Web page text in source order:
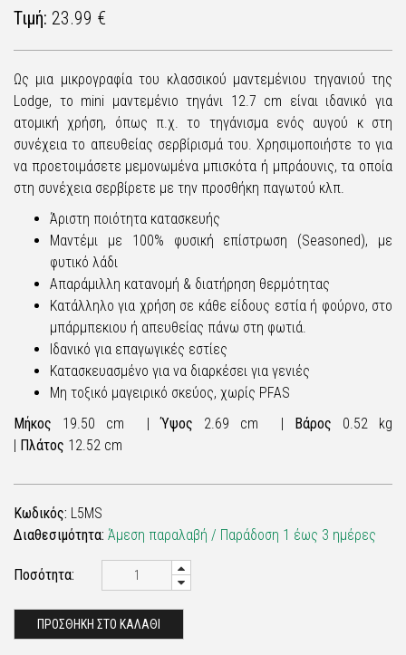
Τιμή: 23.99 €
Ως μια μικρογραφία του κλασσικού μαντεμένιου τηγανιού της
Lodge, το mini μαντεμένιο τηγάνι 12.7 cm είναι ιδανικό για
ατομική χρήση, όπως π.χ. το τηγάνισμα ενός αυγού κ στη
συνέχεια το απευθείας σερβίρισμά του. Χρησιμοποιήστε το για
να προετοιμάσετε μεμονωμένα μπισκότα ή μπράουνις, τα οποία
στη συνέχεια σερβίρετε με την προσθήκη παγωτού κλπ.
Άριστη ποιότητα κατασκευής
Μαντέμι με 100% φυσική επίστρωση (Seasoned), με
φυτικό λάδι
Απαράμιλλη κατανομή & διατήρηση θερμότητας
Κατάλληλο για χρήση σε κάθε είδους εστία ή φούρνο, στο
μπάρμπεκιου ή απευθείας πάνω στη φωτιά.
Ιδανικό για επαγωγικές εστίες
Κατασκευασμένο για να διαρκέσει για γενιές
Μη τοξικό μαγειρικό σκεύος, χωρίς PFAS
Μήκος 19.50 cm |Ύψος 2.69 cm | Βάρος 0.52 kg
| Πλάτος 12.52 cm
Κωδικός: L5MS
Διαθεσιμότητα: Άμεση παραλαβή / Παράδoση 1 έως 3 ημέρες
Ποσότητα:
ΠΡΟΣΘΗΚΗ ΣΤΟ ΚΑΛΑΘΙ